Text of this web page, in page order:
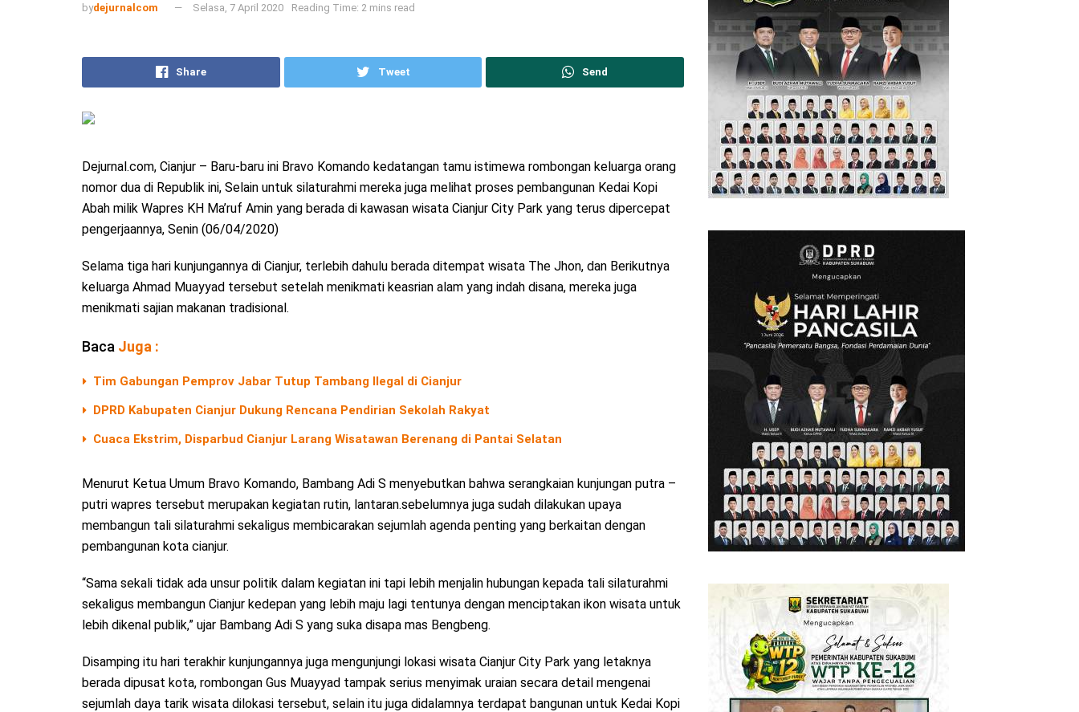
bydejurnalcom Selasa, 7 April 2020 Reading Time: 2 mins read
Share Tweet Send
Dejurnal.com, Cianjur – Baru-baru ini Bravo Komando kedatangan tamu istimewa rombongan keluarga orang
nomor dua di Republik ini, Selain untuk silaturahmi mereka juga melihat proses pembangunan Kedai Kopi
Abah milik Wapres KH Ma’ruf Amin yang berada di kawasan wisata Cianjur City Park yang terus dipercepat
pengerjaannya, Senin (06/04/2020)
Selama tiga hari kunjungannya di Cianjur, terlebih dahulu berada ditempat wisata The Jhon, dan Berikutnya
keluarga Ahmad Muayyad tersebut setelah menikmati keasrian alam yang indah disana, mereka juga
menikmati sajian makanan tradisional.
Baca Juga :
Tim Gabungan Pemprov Jabar Tutup Tambang Ilegal di Cianjur
DPRD Kabupaten Cianjur Dukung Rencana Pendirian Sekolah Rakyat
Cuaca Ekstrim, Disparbud Cianjur Larang Wisatawan Berenang di Pantai Selatan
Menurut Ketua Umum Bravo Komando, Bambang Adi S menyebutkan bahwa serangkaian kunjungan putra –
putri wapres tersebut merupakan kegiatan rutin, lantaran.sebelumnya juga sudah dilakukan upaya
membangun tali silaturahmi sekaligus membicarakan sejumlah agenda penting yang berkaitan dengan
pembangunan kota cianjur.
“Sama sekali tidak ada unsur politik dalam kegiatan ini tapi lebih menjalin hubungan kepada tali silaturahmi
sekaligus membangun Cianjur kedepan yang lebih maju lagi tentunya dengan menciptakan ikon wisata untuk
lebih dikenal publik,” ujar Bambang Adi S yang suka disapa mas Bengbeng.
Disamping itu hari terakhir kunjungannya juga mengunjungi lokasi wisata Cianjur City Park yang letaknya
berada dipusat kota, rombongan Gus Muayyad tampak serius menyimak uraian secara detail mengenai
sejumlah daya tarik wisata dilokasi tersebut, selain itu juga didalamnya terdapat bangunan untuk Kedai Kopi